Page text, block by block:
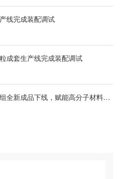
线完成装配调试
成套生产线完成装配调试
科尔克同向双螺杆挤出造粒机组全新成品下线，赋能高分子材料高端改性制造